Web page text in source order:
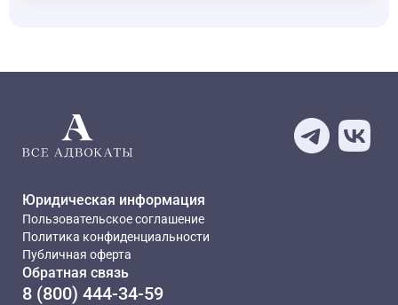
Юридическая информация
Пользовательское соглашение
Политика конфиденциальности
Публичная оферта
Обратная связь
8 (800) 444-34-59